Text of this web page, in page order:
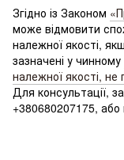
Згідно із Законом
може відмовити
належної якості,
зазначені у чинному
належної якості,
Для консультації,
+380680207175,